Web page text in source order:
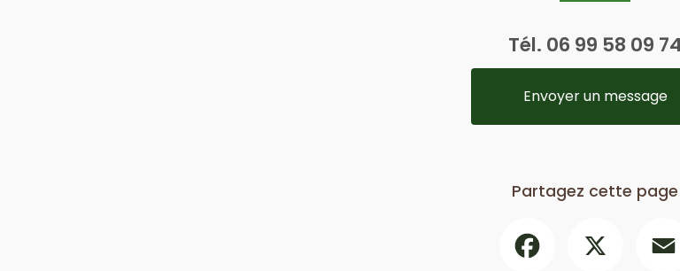
Tél. 06 99 58 09 74
Envoyer un message
Partagez cette page